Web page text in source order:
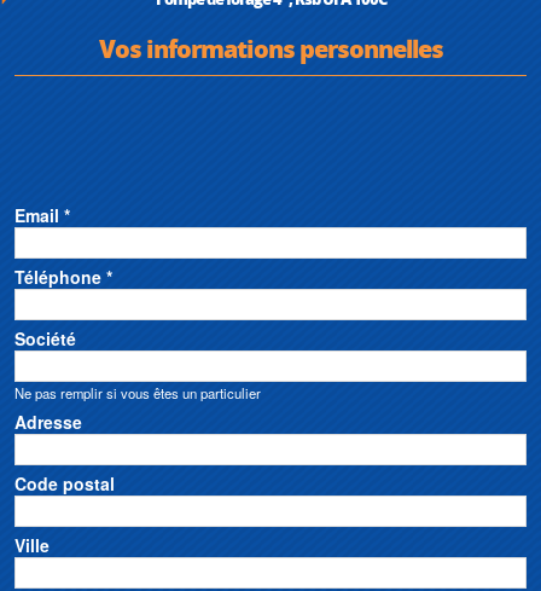
Vos informations personnelles
Email *
Téléphone *
Société
Ne pas remplir si vous êtes un particulier
Adresse
Code postal
Ville